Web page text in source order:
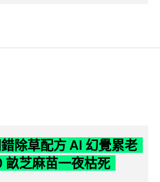
除草配方 AI 幻覺累老
畝芝麻苗一夜枯死